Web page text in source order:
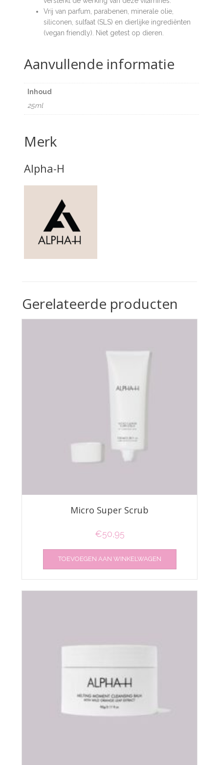
Vrij van parfum, parabenen, minerale olie,
siliconen, sulfaat (SLS) en dierlijke ingrediënten
(vegan friendly). Niet getest op dieren.
Aanvullende informatie
Inhoud
25ml
Merk
Alpha-H
Gerelateerde producten
Micro Super Scrub
€50,95
TOEVOEGEN AAN WINKELWAGEN